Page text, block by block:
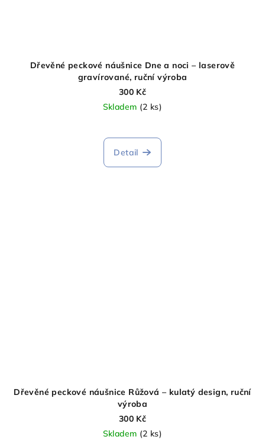
Dřevěné peckové náušnice Dne a noci – laserově
gravírované, ruční výroba
300 Kč
Skladem (2 ks)
Detail
Dřevěné peckové náušnice Růžová – kulatý design, ruční
výroba
300 Kč
Skladem (2 ks)